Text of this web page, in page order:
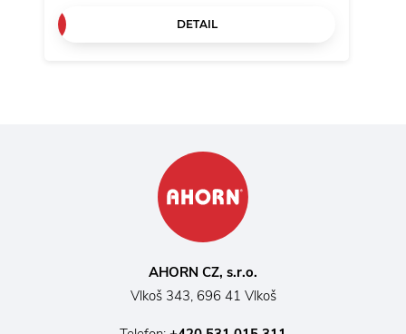
DETAIL
AHORN CZ, s.r.o.
Vlkoš 343, 696 41 Vlkoš